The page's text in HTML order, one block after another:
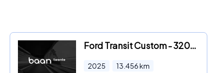
Ford Transit Custom - 320 2.5 PHEV L2H1 Sport
2025 13.456km